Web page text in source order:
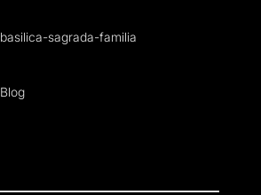
basilica-sagrada-familia
Blog